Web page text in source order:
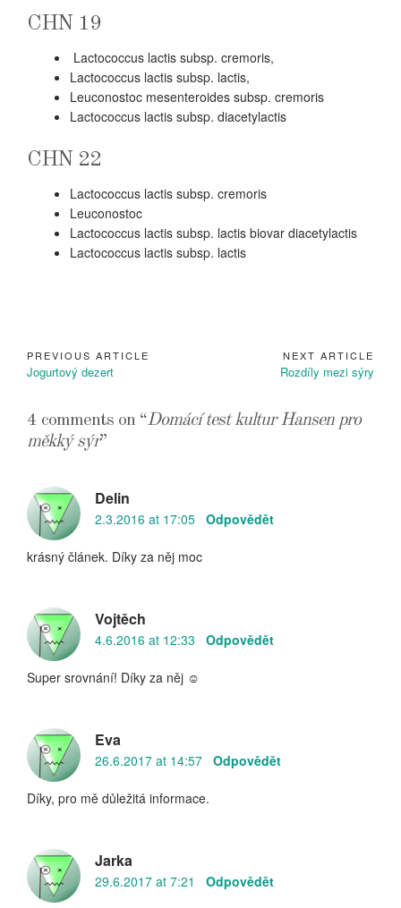
CHN 19
Lactococcus lactis subsp. cremoris,
Lactococcus lactis subsp. lactis,
Leuconostoc mesenteroides subsp. cremoris
Lactococcus lactis subsp. diacetylactis
CHN 22
Lactococcus lactis subsp. cremoris
Leuconostoc
Lactococcus lactis subsp. lactis biovar diacetylactis
Lactococcus lactis subsp. lactis
Navigace
pro
příspěvek
PREVIOUS ARTICLE
Previous
Jogurtový dezert
NEXT ARTICLE
Next
Rozdíly mezi sýry
4 comments on “Domácí test kultur Hansen pro
měkký sýr”
Delin
2.3.2016 at 17:05 Odpovědět
krásný článek. Díky za něj moc
Vojtěch
4.6.2016 at 12:33 Odpovědět
Super srovnání! Díky za něj ☺
Eva
26.6.2017 at 14:57 Odpovědět
Díky, pro mě důležitá informace.
Jarka
29.6.2017 at 7:21 Odpovědět